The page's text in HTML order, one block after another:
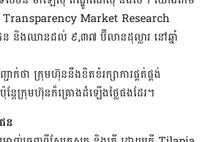
ាវ Transparency Market Research
ន និង​ឈាន​ដល់ ៩,៣៧​ ប៊ី​លាន​ដុល្លារ នៅ​ឆ្នាំ​
ក់​ថា ក្រុមហ៊ុន​នឹង​ខិតខំរក្សា​ការ​ផ្គត់ផ្គង់​
ែ​ក្រុមហ៊ុន​ក៏គ្រោង​ដំឡើង​ថ្លៃ​ផងដែរ។
ន​